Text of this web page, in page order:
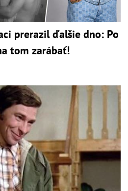
prerazil ďalšie dno: Po
tom zarábať!